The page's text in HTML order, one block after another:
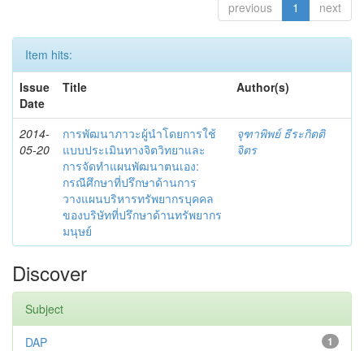
previous 1 next
Item hits:
Issue
Date
Title Author(s)
2014-
05-20
การพัฒนาภาวะผู้นำโดยการใช้
แบบประเมินทางจิตวิทยาและ
การจัดทำแผนพัฒนาตนเอง:
กรณีศึกษาที่ปรึกษาด้านการ
วางแผนบริหารทรัพยากรบุคคล
ของบริษัทที่ปรึกษาด้านทรัพยากร
มนุษย์
จุฑาพิพย์ ธีระกิตติ
จิตร
Discover
Subject
1
DAP